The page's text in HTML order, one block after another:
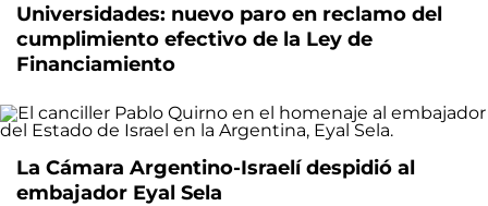
Universidades: nuevo paro en reclamo del
cumplimiento efectivo de la Ley de
Financiamiento
La Cámara Argentino-Israelí despidió al
embajador Eyal Sela